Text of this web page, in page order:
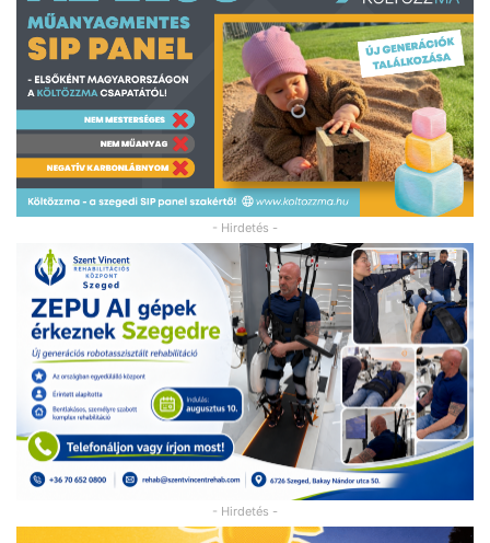
- Hirdetés -
- Hirdetés -